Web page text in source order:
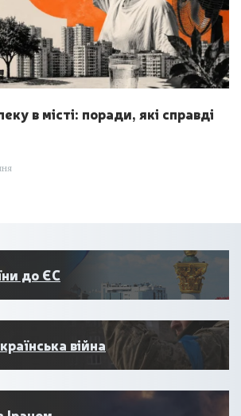
в місті: поради, які справді
до ЄС
війна